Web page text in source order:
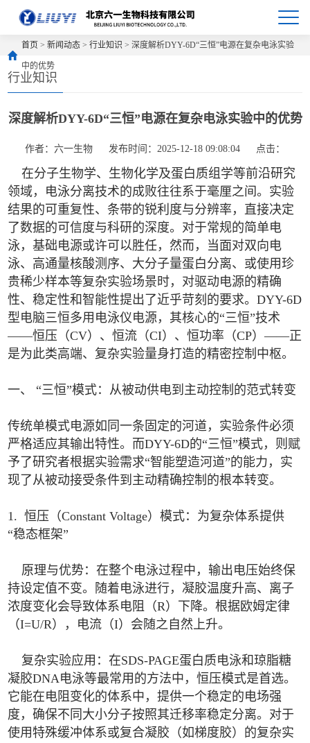
首页 >新闻动态 >行业知识 > 深度解析DYY-6D“三恒”电源在复杂电泳实验
中的优势
行业知识
深度解析DYY-6D“三恒”电源在复杂电泳实验中的优势
作者：六一生物 发布时间：2025-12-18 09:08:04 点击：
在分子生物学、生物化学及蛋白质组学等前沿研究
领域，电泳分离技术的成败往往系于毫厘之间。实验
结果的可重复性、条带的锐利度与分辨率，直接决定
了数据的可信度与科研的深度。对于常规的简单电
泳，基础电源或许可以胜任，然而，当面对双向电
泳、高通量核酸测序、大分子量蛋白分离、或使用珍
贵稀少样本等复杂实验场景时，对驱动电源的精确
性、稳定性和智能性提出了近乎苛刻的要求。DYY-6D
型电脑三恒多用电泳仪电源，其核心的“三恒”技术
——恒压（CV）、恒流（CI）、恒功率（CP）——正
是为此类高端、复杂实验量身打造的精密控制中枢。
一、 “三恒”模式：从被动供电到主动控制的范式转变
传统单模式电源如同一条固定的河道，实验条件必须
严格适应其输出特性。而DYY-6D的“三恒”模式，则赋
予了研究者根据实验需求“智能塑造河道”的能力，实
现了从被动接受条件到主动精确控制的根本转变。
1. 恒压（Constant Voltage）模式：为复杂体系提供
“稳态框架”
原理与优势：在整个电泳过程中，输出电压始终保
持设定值不变。随着电泳进行，凝胶温度升高、离子
浓度变化会导致体系电阻（R）下降。根据欧姆定律
（I=U/R），电流（I）会随之自然上升。
复杂实验应用：在SDS-PAGE蛋白质电泳和琼脂糖
凝胶DNA电泳等最常用的方法中，恒压模式是首选。
它能在电阻变化的体系中，提供一个稳定的电场强
度，确保不同大小分子按照其迁移率稳定分离。对于
使用特殊缓冲体系或复合凝胶（如梯度胶）的复杂实